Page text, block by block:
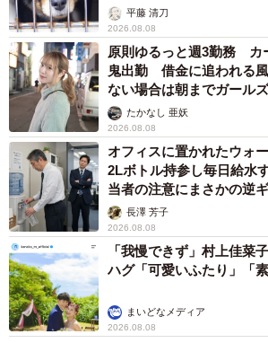
平藤 清刀
2026.08.08
原則ゆるっと週3勤務 カ
鬼出勤 借金に追われる
ない場合は朝までガール
ストに取材】
たかなし 亜妖
2026.08.08
オフィスに置かれたウォ
2Lボトル持参し毎日給水
当者の注意にまさかの逆
説】長澤 芳子
2026.08.08
「我慢できず」村上佳菜
ハグ「可愛いふたり」「
まいどなメディア
2026.08.08